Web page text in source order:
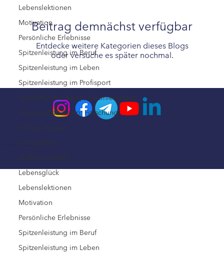
Lebenslektionen
Motivation
Persönliche Erlebnisse
Spitzenleistung im Beruf
Spitzenleistung im Leben
Spitzenleistung im Profisport
Verblüffendes &amp; Faszinierendes
Wissenschaft &amp; Forschung
Erfolgsimpulse
Erfolgsstorys
LEBENS STARK
Lebensglück
Lebenslektionen
Motivation
Persönliche Erlebnisse
Spitzenleistung im Beruf
Spitzenleistung im Leben
Beitrag demnächst verfügbar
Entdecke weitere Kategorien dieses Blogs
oder versuche es später nochmal.
Datenschutz
Impressum
© 2026 Steffen Kirchner Academy